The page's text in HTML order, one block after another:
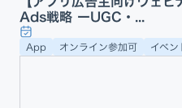
Ads戦略 ーUGC・...
App オンライン参加可 イベン